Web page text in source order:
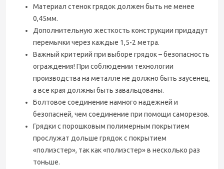
Материал стенок грядок должен быть не менее
0,45мм.
Дополнительную жесткость конструкции придадут
перемычки через каждые 1,5-2 метра.
Важный критерий при выборе грядок – безопасность
ограждения! При соблюдении технологии
производства на металле не должно быть заусенец,
а все края должны быть завальцованы.
Болтовое соединение намного надежней и
безопасней, чем соединение при помощи саморезов.
Грядки с порошковым полимерным покрытием
прослужат дольше грядок с покрытием
«полиэстер», так как «полиэстер» в несколько раз
тоньше.